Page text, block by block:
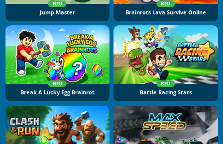
NEU
Jump Master
NEU
Brainrots Lava Survive Online
NEU
Break A Lucky Egg Brainrot
NEU
Battle Racing Stars